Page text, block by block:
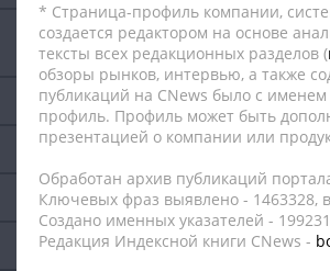
* Страница-профиль компании,
создается редактором на основе
тексты всех редакционных разделов (
обзоры рынков, интервью, а также
публикаций на CNews было с
профиль. Профиль может быть
презентацией о компании или
Обработан архив публикаций
Ключевых фраз выявлено - 1463328,
Создано именных указателей -
Редакция Индексной книги CNews -